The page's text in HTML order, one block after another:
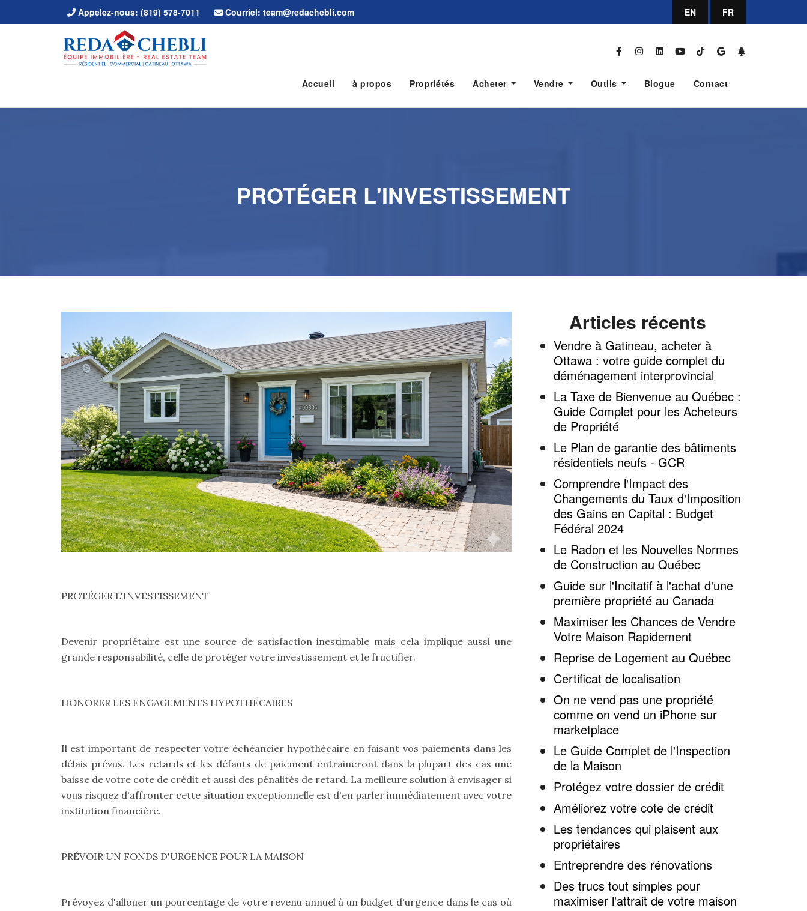
Appelez-nous: (819) 578-7011 Courriel: team@redachebli.com EN FR
Accueil à propos Propriétés Acheter Vendre Outils Blogue Contact
PROTÉGER L'INVESTISSEMENT
PROTÉGER L'INVESTISSEMENT
Devenir propriétaire est une source de satisfaction inestimable mais cela implique aussi une
grande responsabilité, celle de protéger votre investissement et le fructifier.
HONORER LES ENGAGEMENTS HYPOTHÉCAIRES
Il est important de respecter votre échéancier hypothécaire en faisant vos paiements dans les
délais prévus. Les retards et les défauts de paiement entraineront dans la plupart des cas une
baisse de votre cote de crédit et aussi des pénalités de retard. La meilleure solution à envisager si
vous risquez d'affronter cette situation exceptionnelle est d'en parler immédiatement avec votre
institution financière.
PRÉVOIR UN FONDS D'URGENCE POUR LA MAISON
Prévoyez d'allouer un pourcentage de votre revenu annuel à un budget d'urgence dans le cas où
Articles récents
Vendre à Gatineau, acheter à
Ottawa : votre guide complet du
déménagement interprovincial
La Taxe de Bienvenue au Québec :
Guide Complet pour les Acheteurs
de Propriété
Le Plan de garantie des bâtiments
résidentiels neufs - GCR
Comprendre l'Impact des
Changements du Taux d'Imposition
des Gains en Capital : Budget
Fédéral 2024
Le Radon et les Nouvelles Normes
de Construction au Québec
Guide sur l'Incitatif à l'achat d'une
première propriété au Canada
Maximiser les Chances de Vendre
Votre Maison Rapidement
Reprise de Logement au Québec
Certificat de localisation
On ne vend pas une propriété
comme on vend un iPhone sur
marketplace
Le Guide Complet de l'Inspection
de la Maison
Protégez votre dossier de crédit
Améliorez votre cote de crédit
Les tendances qui plaisent aux
propriétaires
Entreprendre des rénovations
Des trucs tout simples pour
maximiser l'attrait de votre maison